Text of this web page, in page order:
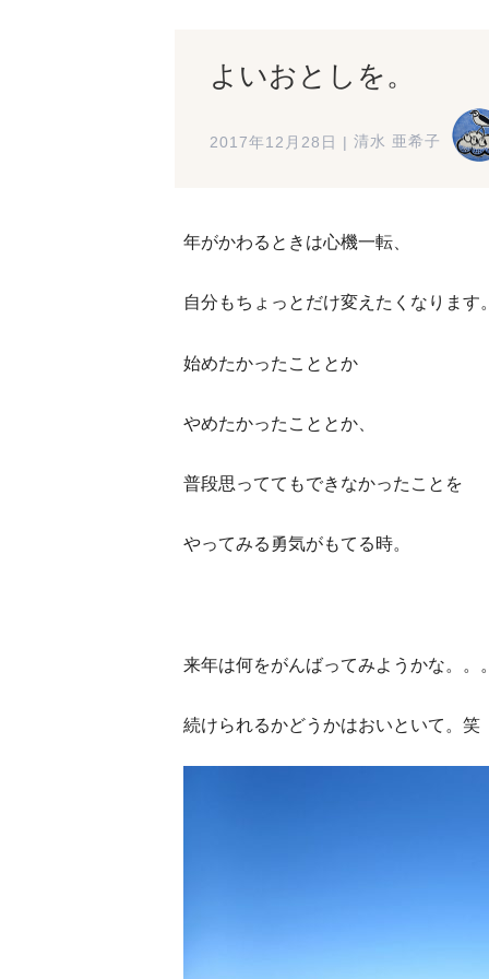
よいおとしを。
2017年12月28日 | 清水 亜希子
年がかわるときは心機一転、
自分もちょっとだけ変えたくなります
始めたかったこととか
やめたかったこととか、
普段思っててもできなかったことを
やってみる勇気がもてる時。
来年は何をがんばってみようかな。。
続けられるかどうかはおいといて。笑